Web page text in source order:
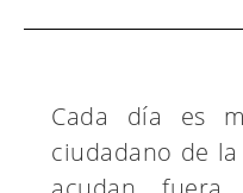
Cada día es
ciudadano de